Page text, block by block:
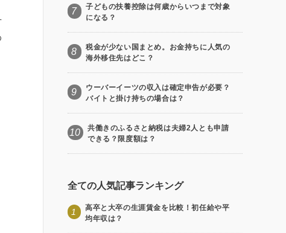
7
子どもの扶養控除は何歳からいつまで対象
になる？
8
税金が少ない国まとめ。お金持ちに人気の
海外移住先はどこ？
9
ウーバーイーツの収入は確定申告が必要？
バイトと掛け持ちの場合は？
10
共働きのふるさと納税は夫婦2人とも申請
できる？限度額は？
全ての人気記事ランキング
1
高卒と大卒の生涯賃金を比較！初任給や平
均年収は？